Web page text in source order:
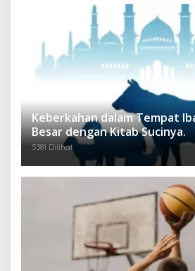
Keberkahan dalam Tempat
Besar dengan Kitab Sucinya.
5381 Dilihat